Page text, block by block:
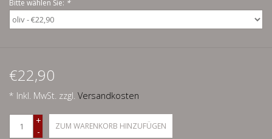
Ledertasche Herzform
Bitte wählen Sie: *
€22,90
* Inkl. MwSt. zzgl. Versandkosten
+
-
ZUM WARENKORB HINZUFÜGEN